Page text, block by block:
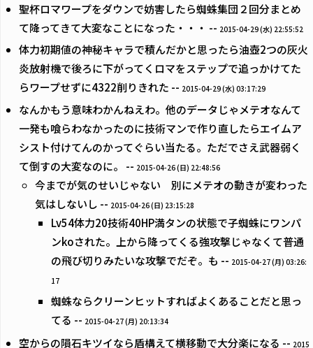
聖杯ロマワープをダウンで妨害したら蜘蛛集団２回分まとめ
て降ってきて大変なことになった・・・ -- 2015-04-29 (水) 22:55:52
体力初期値の神秘キャラで積んだかと思ったら油壺2つの灰火
炎放射機で後ろに下がってくロマをステップで追っかけてた
らワープせずに4322削りきれた -- 2015-04-29 (水) 03:17:29
なんかもう意味わかんねえわ。他のデータじゃメテオなんて
一発も喰らわなかったのに技術マンで作り直したらエイムア
シスト付けてんのかってぐらい当たる。ただでさえ武器弱く
て倒すの大変なのに。 -- 2015-04-26 (日) 22:48:56
今までが気のせいじゃない 別にメテオの動きが変わった
気はしないし -- 2015-04-26 (日) 23:15:28
Lv54体力20技術40HP満タンの状態で子蜘蛛にワンパ
ンkoされた。上から降ってくる強攻撃じゃなくて普通
の飛び切りみたいな攻撃でだぞ。も -- 2015-04-27 (月) 03:26:
17
蜘蛛ならクリーンヒットすればよくあることだと思っ
てる -- 2015-04-27 (月) 20:13:34
空からの隕石キツイなら盾構えて横移動で大分楽になる -- 2015